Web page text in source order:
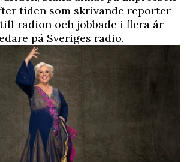
tiden som skrivande reporter
radion och jobbade i flera år
på Sveriges radio.